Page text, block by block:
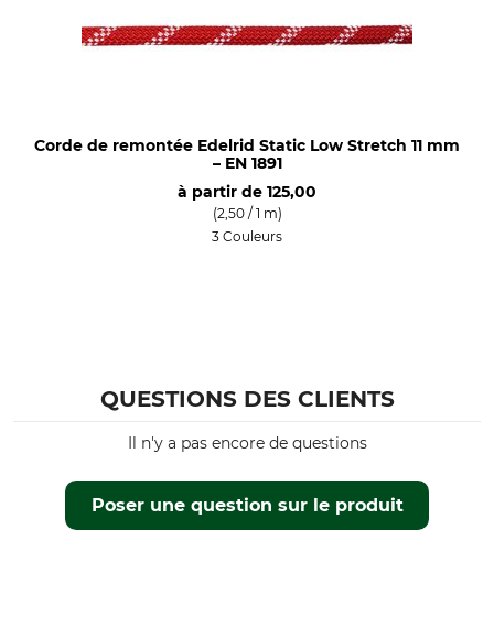
Corde de remontée Edelrid Static Low Stretch 11 mm
– EN 1891
à partir de 125,00
(2,50 / 1 m)
3 Couleurs
QUESTIONS DES CLIENTS
Poser une question sur le produit
Il n'y a pas encore de questions